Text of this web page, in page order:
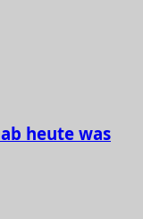
heute was